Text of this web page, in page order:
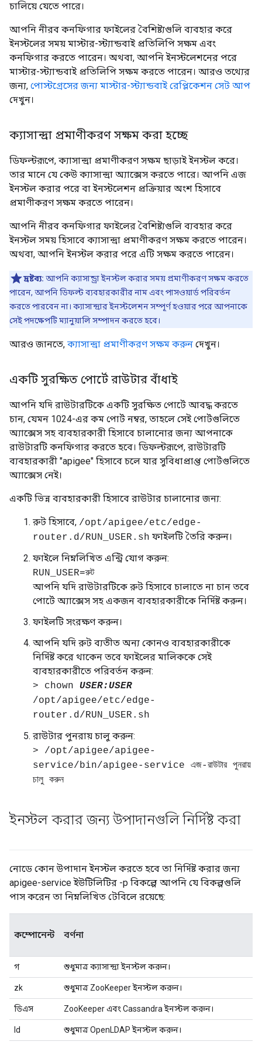
চালিয়ে যেতে পারে।
আপনি নীরব কনফিগার ফাইলের বৈশিষ্ট্যগুলি ব্যবহার করে
ইনস্টলের সময় মাস্টার-স্ট্যান্ডবাই প্রতিলিপি সক্ষম এবং
কনফিগার করতে পারেন। অথবা, আপনি ইনস্টলেশনের পরে
মাস্টার-স্ট্যান্ডবাই প্রতিলিপি সক্ষম করতে পারেন। আরও তথ্যের
জন্য, পোস্টগ্রেসের জন্য মাস্টার-স্ট্যান্ডবাই রেপ্লিকেশন সেট আপ
দেখুন।
ক্যাসান্দ্রা প্রমাণীকরণ সক্ষম করা হচ্ছে
ডিফল্টরূপে, ক্যাসান্দ্রা প্রমাণীকরণ সক্ষম ছাড়াই ইনস্টল করে।
তার মানে যে কেউ ক্যাসান্দ্রা অ্যাক্সেস করতে পারে। আপনি এজ
ইনস্টল করার পরে বা ইনস্টলেশন প্রক্রিয়ার অংশ হিসাবে
প্রমাণীকরণ সক্ষম করতে পারেন।
আপনি নীরব কনফিগার ফাইলের বৈশিষ্ট্যগুলি ব্যবহার করে
ইনস্টল সময় হিসাবে ক্যাসান্দ্রা প্রমাণীকরণ সক্ষম করতে পারেন।
অথবা, আপনি ইনস্টল করার পরে এটি সক্ষম করতে পারেন।
দ্রষ্টব্য: আপনি ক্যাসান্ড্রা ইনস্টল করার সময় প্রমাণীকরণ সক্ষম করতে
পারেন, আপনি ডিফল্ট ব্যবহারকারীর নাম এবং পাসওয়ার্ড পরিবর্তন
করতে পারবেন না। ক্যাসান্দ্রার ইনস্টলেশন সম্পূর্ণ হওয়ার পরে আপনাকে
সেই পদক্ষেপটি ম্যানুয়ালি সম্পাদন করতে হবে।
আরও জানতে, ক্যাসান্দ্রা প্রমাণীকরণ সক্ষম করুন দেখুন।
একটি সুরক্ষিত পোর্টে রাউটার বাঁধাই
আপনি যদি রাউটারটিকে একটি সুরক্ষিত পোর্টে আবদ্ধ করতে
চান, যেমন 1024-এর কম পোর্ট নম্বর, তাহলে সেই পোর্টগুলিতে
অ্যাক্সেস সহ ব্যবহারকারী হিসাবে চালানোর জন্য আপনাকে
রাউটারটি কনফিগার করতে হবে। ডিফল্টরূপে, রাউটারটি
ব্যবহারকারী "apigee" হিসাবে চলে যার সুবিধাপ্রাপ্ত পোর্টগুলিতে
অ্যাক্সেস নেই।
একটি ভিন্ন ব্যবহারকারী হিসাবে রাউটার চালানোর জন্য:
রুট হিসাবে, /opt/apigee/etc/edge-
router.d/RUN_USER.sh ফাইলটি তৈরি করুন।
ফাইলে নিম্নলিখিত এন্ট্রি যোগ করুন:
RUN_USER=রুট
আপনি যদি রাউটারটিকে রুট হিসাবে চালাতে না চান তবে
পোর্টে অ্যাক্সেস সহ একজন ব্যবহারকারীকে নির্দিষ্ট করুন।
ফাইলটি সংরক্ষণ করুন।
আপনি যদি রুট ব্যতীত অন্য কোনও ব্যবহারকারীকে
নির্দিষ্ট করে থাকেন তবে ফাইলের মালিককে সেই
ব্যবহারকারীতে পরিবর্তন করুন:
> chown USER:USER
/opt/apigee/etc/edge-
router.d/RUN_USER.sh
রাউটার পুনরায় চালু করুন:
> /opt/apigee/apigee-
service/bin/apigee-service এজ-রাউটার পুনরায়
চালু করুন
ইনস্টল করার জন্য উপাদানগুলি নির্দিষ্ট করা
নোডে কোন উপাদান ইনস্টল করতে হবে তা নির্দিষ্ট করার জন্য
apigee-service ইউটিলিটির -p বিকল্পে আপনি যে বিকল্পগুলি
পাস করেন তা নিম্নলিখিত টেবিলে রয়েছে:
কম্পোনেন্ট বর্ণনা
গ শুধুমাত্র ক্যাসান্দ্রা ইনস্টল করুন।
zk শুধুমাত্র ZooKeeper ইনস্টল করুন।
ডিএস ZooKeeper এবং Cassandra ইনস্টল করুন।
ld শুধুমাত্র OpenLDAP ইনস্টল করুন।